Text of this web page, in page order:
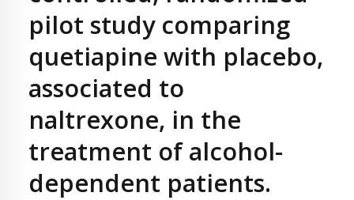
pilot study comparing
quetiapine with placebo,
associated to
naltrexone, in the
treatment of alcohol-
dependent patients.